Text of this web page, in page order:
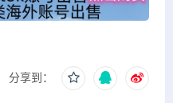
分享到：